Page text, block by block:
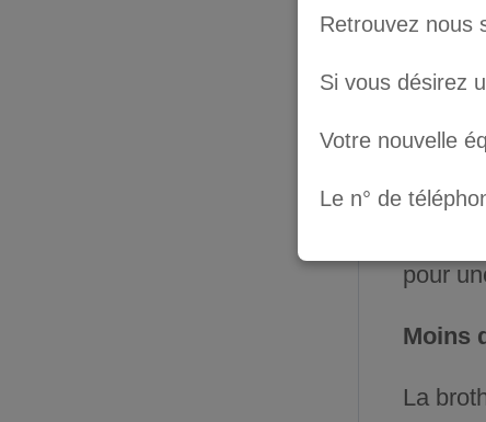
pour
Moins
La
Retrouvez nous
Si vous désirez
Votre nouvelle
Le n° de